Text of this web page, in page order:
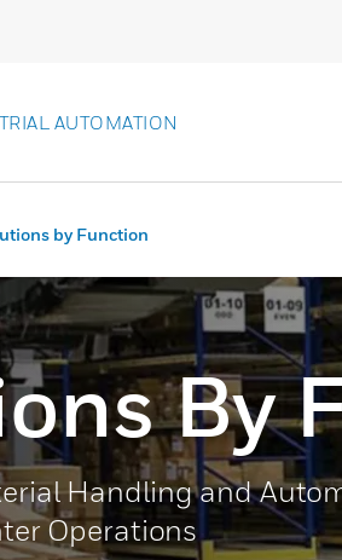
AUTOMATION
by Function
By
Handling and
Operations